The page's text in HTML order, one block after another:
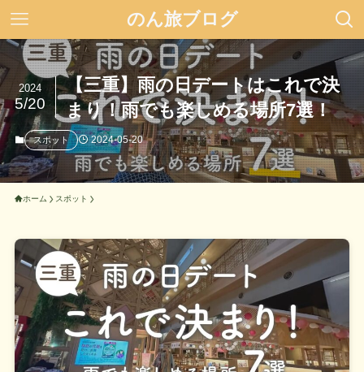
のん旅ブログ
【三重】雨の日デートはこれで決
まり！雨でも楽しめる場所7選！
2024
5/20
スポット 2024-05-20
ホーム スポット